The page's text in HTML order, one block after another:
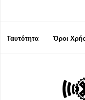
Ταυτότητα Όροι